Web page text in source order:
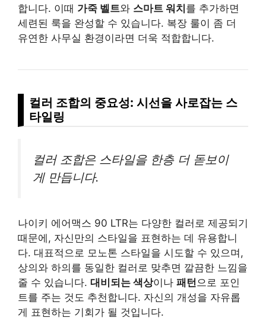
합니다. 이때 가죽 벨트와 스마트 워치를 추가하면
세련된 룩을 완성할 수 있습니다. 복장 룰이 좀 더
유연한 사무실 환경이라면 더욱 적합합니다.
컬러 조합의 중요성: 시선을 사로잡는 스
타일링
컬러 조합은 스타일을 한층 더 돋보이
게 만듭니다.
나이키 에어맥스 90 LTR는 다양한 컬러로 제공되기
때문에, 자신만의 스타일을 표현하는 데 유용합니
다. 대표적으로 모노톤 스타일을 시도할 수 있으며,
상의와 하의를 동일한 컬러로 맞추면 깔끔한 느낌을
줄 수 있습니다. 대비되는 색상이나 패턴으로 포인
트를 주는 것도 추천합니다. 자신의 개성을 자유롭
게 표현하는 기회가 될 것입니다.